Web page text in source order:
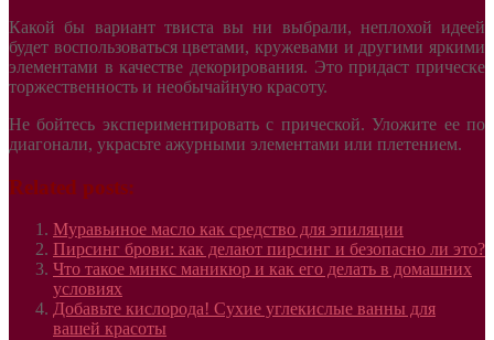
Какой бы вариант твиста вы ни выбрали, неплохой идеей
будет воспользоваться цветами, кружевами и другими яркими
элементами в качестве декорирования. Это придаст прическе
торжественность и необычайную красоту.
Не бойтесь экспериментировать с прической. Уложите ее по
диагонали, украсьте ажурными элементами или плетением.
Related posts:
Муравьиное масло как средство для эпиляции
Пирсинг брови: как делают пирсинг и безопасно ли это?
Что такое минкс маникюр и как его делать в домашних
условиях
Добавьте кислорода! Сухие углекислые ванны для
вашей красоты